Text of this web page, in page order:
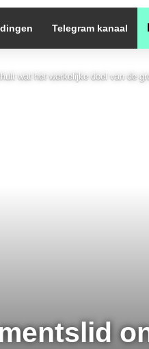
Telegram kanaal
wat het werkelijke doel van de